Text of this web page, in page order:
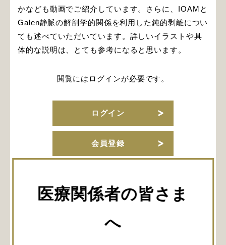
医療関係者の皆さま
へ
かなども動画でご紹介しています。さらに、IOAMと
Galen静脈の解剖学的関係を利用した鈍的剥離につい
ても述べていただいています。詳しいイラストや具
体的な説明は、とても参考になると思います。
閲覧にはログインが必要です。
ログイン
会員登録